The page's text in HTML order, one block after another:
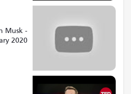
Musk -
2020